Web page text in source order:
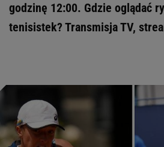
godzinę 12:00. Gdzie oglądać
tenisistek? Transmisja TV,